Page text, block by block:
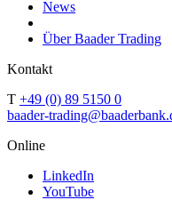
News
Über Baader Trading
Kontakt
T +49 (0) 89 5150 0
baader-
Online
LinkedIn
YouTube